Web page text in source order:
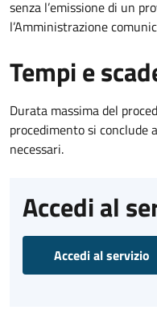
senza l’emissione di un
l’Amministrazione
Tempi e
Durata massima del
procedimento si conclude
necessari.
Accedi al
Accedi al servizio